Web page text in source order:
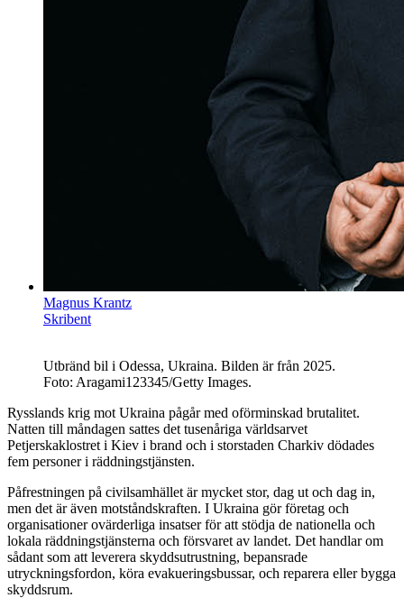
Magnus Krantz
Skribent
Utbränd bil i Odessa, Ukraina. Bilden är från 2025.
Foto: Aragami123345/Getty Images.
Rysslands krig mot Ukraina pågår med oförminskad brutalitet.
Natten till måndagen sattes det tusenåriga världsarvet
Petjerskaklostret i Kiev i brand och i storstaden Charkiv dödades
fem personer i räddningstjänsten.
Påfrestningen på civilsamhället är mycket stor, dag ut och dag in,
men det är även motståndskraften. I Ukraina gör företag och
organisationer ovärderliga insatser för att stödja de nationella och
lokala räddningstjänsterna och försvaret av landet. Det handlar om
sådant som att leverera skyddsutrustning, bepansrade
utryckningsfordon, köra evakueringsbussar, och reparera eller bygga
skyddsrum.